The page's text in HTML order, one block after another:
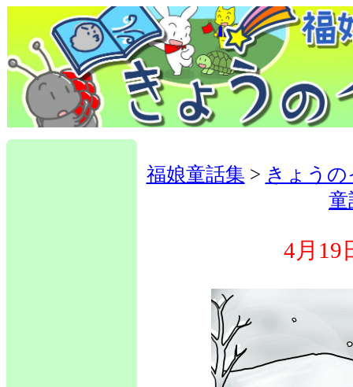
福娘童話集 > きょう
童
4月19